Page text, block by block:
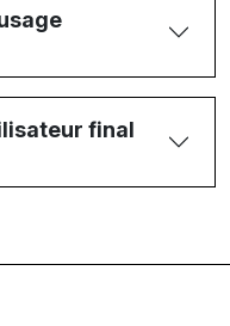
final